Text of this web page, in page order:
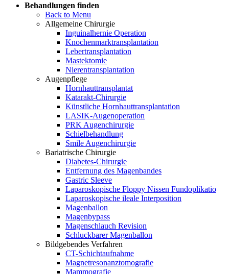
Behandlungen finden
Back to Menu
Allgemeine Chirurgie
Inguinalhernie Operation
Knochenmarktransplantation
Lebertransplantation
Mastektomie
Nierentransplantation
Augenpflege
Hornhauttransplantat
Katarakt-Chirurgie
Künstliche Hornhauttransplantation
LASIK-Augenoperation
PRK Augenchirurgie
Schielbehandlung
Smile Augenchirurgie
Bariatrische Chirurgie
Diabetes-Chirurgie
Entfernung des Magenbandes
Gastric Sleeve
Laparoskopische Floppy Nissen Fundoplikatio
Laparoskopische ileale Interposition
Magenballon
Magenbypass
Magenschlauch Revision
Schluckbarer Magenballon
Bildgebendes Verfahren
CT-Schichtaufnahme
Magnetresonanztomografie
Mammografie